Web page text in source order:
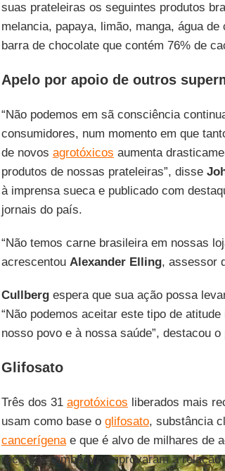
suas prateleiras os seguintes produtos
melancia, papaya, limão, manga, água
barra de chocolate que contém 76% de
Apelo por apoio de outros
“Não podemos em sã consciência
consumidores, num momento em que
de novos agrotóxicos aumenta
produtos de nossas prateleiras”, disse
à imprensa sueca e publicado com
jornais do país.
“Não temos carne brasileira em nossas
acrescentou Alexander Elling, assessor
Cullbergespera que sua ação possa
“Não podemos aceitar este tipo de
nosso povo e à nossa saúde”, destacou o
Glifosato
Três dos 31 agrotóxicos liberados mais
usam como base o glifosato, substância
cancerígenae que é alvo de milhares de
recentes também comprovaram a